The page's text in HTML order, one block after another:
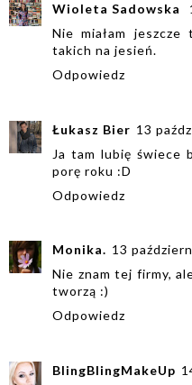
Wioleta Sadowska
Nie miałam jeszcze
takich na jesień.
Odpowiedz
Łukasz Bier 13
Ja tam lubię świece
porę roku :D
Odpowiedz
Monika. 13
Nie znam tej firmy,
tworzą :)
Odpowiedz
BlingBlingMakeUp